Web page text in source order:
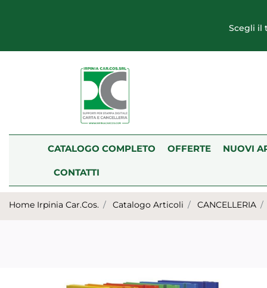
Scegli il
CATALOGO COMPLETO OFFERTE NUOVI
CONTATTI
Home Irpinia Car.Cos. Catalogo Articoli CANCELLERIA